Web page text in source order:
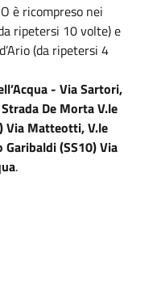
è ricompreso nei
ripetersi 10 volte) e
(da ripetersi 4
- Via Sartori,
De Morta V.le
Via Matteotti, V.le
Garibaldi (SS10) Via
.